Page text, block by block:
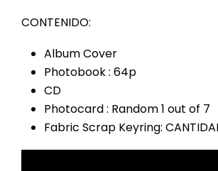
CONTENIDO:
Album Cover
Photobook : 64p
CD
Photocard : Random 1 out of 7
Fabric Scrap Keyring: CANTIDAD